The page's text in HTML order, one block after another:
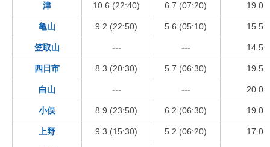
津 10.6 (22:40) 6.7 (07:20) 19.0
亀山 9.2 (22:50) 5.6 (05:10) 15.5
笠取山 --- --- 14.5
四日市 8.3 (20:30) 5.7 (06:30) 19.5
白山 --- --- 20.0
小俣 8.9 (23:50) 6.2 (06:30) 19.0
上野 9.3 (15:30) 5.2 (06:20) 17.0